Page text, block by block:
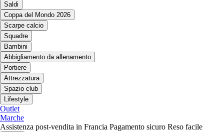
Saldi
Coppa del Mondo 2026
Scarpe calcio
Squadre
Bambini
Abbigliamento da allenamento
Portiere
Attrezzatura
Spazio club
Lifestyle
Outlet
Marche
Assistenza post-vendita in Francia Pagamento sicuro Reso facile